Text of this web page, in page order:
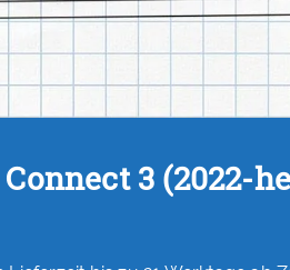
3 (2022-